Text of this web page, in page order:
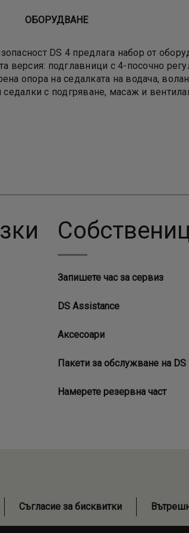
ОБОРУДВАНЕ
DS 4 предлага набор от
версия: подглавници с 4-посочно
опора на седалката на водача,
седалки с подгряване, масаж и
Запишете час за сервиз
DS Assistance
Аксесоари
Пакети за обслужване на DS
Намерете резервна част
Съгласие за бисквитки